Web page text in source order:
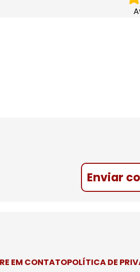
Enviar
EM CONTATOPOLÍTICA DE